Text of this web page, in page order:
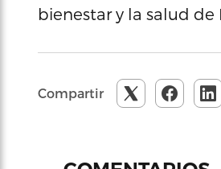
bienestar y la salud de
Compartir